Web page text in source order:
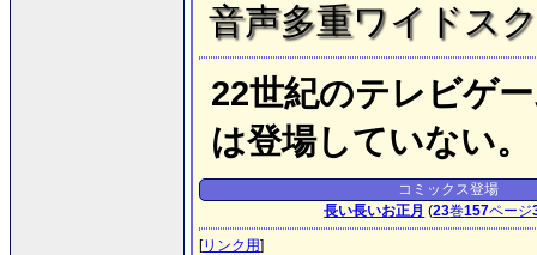
音声多重ワイドス
22世紀のテレビゲ
は登場していない。
コミックス登場
長い長いお正月 (23巻157ページ
[リンク用]